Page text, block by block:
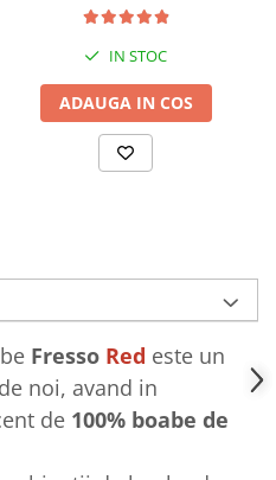
IN STOC
ADAUGA IN COS
Fresso Red este un
noi, avand in
de 100% boabe de